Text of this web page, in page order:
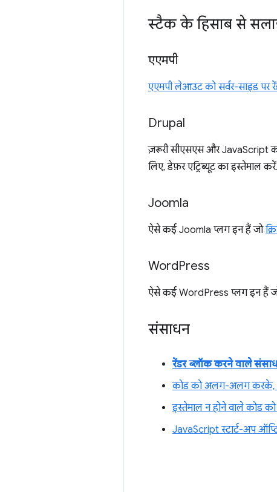
स्टैक के हिसाब से
एएमपी
एएमपी लेआउट को सर्वर-साइड पर
Drupal
ज़रूरी सीएसएस और JavaScript
लिए, डेफ़र एट्रिब्यूट का इस्तेमाल करें.
Joomla
ऐसे कई Joomla प्लग इन हैं जो
WordPress
ऐसे कई WordPress प्लग इन हैं
संसाधन
रेंडर ब्लॉक करने वाले
कोड को अलग-अलग करके,
इस्तेमाल न होने वाले कोड
JavaScript स्टार्ट-अप